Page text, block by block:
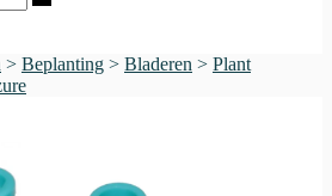
> Beplanting > Bladeren > Plant